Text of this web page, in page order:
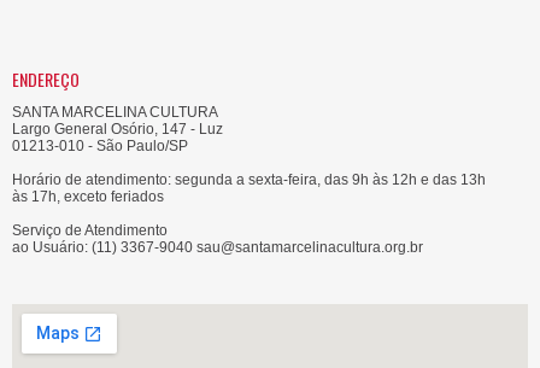
ENDEREÇO
SANTA MARCELINA CULTURA
Largo General Osório, 147 - Luz
01213-010 - São Paulo/SP
Horário de atendimento: segunda a sexta-feira, das 9h às 12h e das 13h
às 17h, exceto feriados
Serviço de Atendimento
ao Usuário: (11) 3367-9040 sau@santamarcelinacultura.org.br